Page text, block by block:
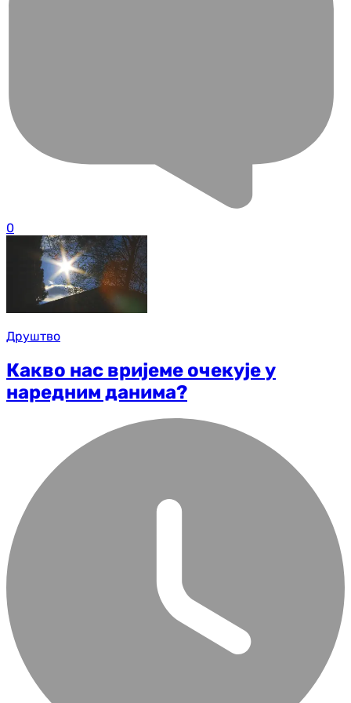
0
Друштво
Какво нас вријеме очекује у
наредним данима?